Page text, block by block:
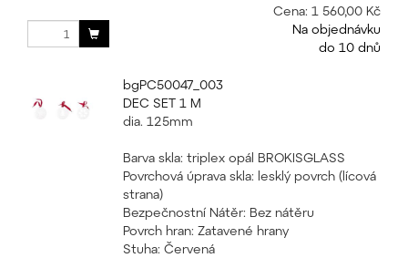
Cena: 1 560,00 Kč
Na objednávku
do 10 dnů
bgPC50047_003
DEC SET 1 M
dia. 125mm
Barva skla: triplex opál BROKISGLASS
Povrchová úprava skla: lesklý povrch (lícová
strana)
Bezpečnostní Nátěr: Bez nátěru
Povrch hran: Zatavené hrany
Stuha: Červená